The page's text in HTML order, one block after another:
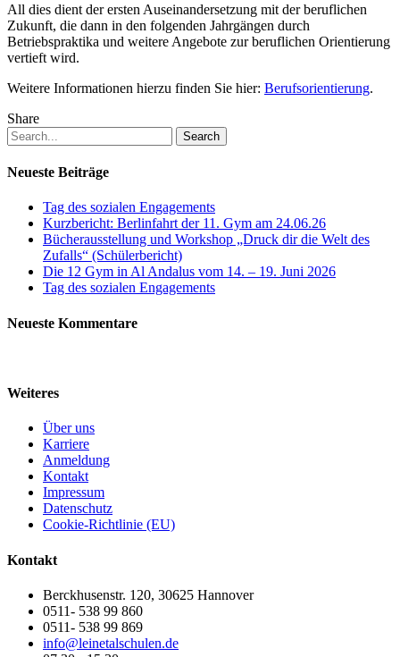
All dies dient der ersten Auseinandersetzung mit der beruflichen
Zukunft, die dann in den folgenden Jahrgängen durch
Betriebspraktika und weitere Angebote zur beruflichen Orientierung
vertieft wird.
Weitere Informationen hierzu finden Sie hier: Berufsorientierung.
Share
Search
Neueste Beiträge
Tag des sozialen Engagements
Kurzbericht: Berlinfahrt der 11. Gym am 24.06.26
Bücherausstellung und Workshop „Druck dir die Welt des
Zufalls“ (Schülerbericht)
Die 12 Gym in Al Andalus vom 14. – 19. Juni 2026
Tag des sozialen Engagements
Neueste Kommentare
Weiteres
Über uns
Karriere
Anmeldung
Kontakt
Impressum
Datenschutz
Cookie-Richtlinie (EU)
Kontakt
Berckhusenstr. 120, 30625 Hannover
0511- 538 99 860
0511- 538 99 869
info@leinetalschulen.de